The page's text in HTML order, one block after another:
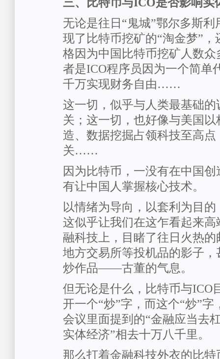
无论是往日“鬼城”鄂尔多斯
现了比特币挖矿的“淘金梦”
格因为中国比特币挖矿人数
者是ICO程序员因为一个简单
千万实现财务自由……
这一切，似乎与人类最基础的
关；这一切，也好像与美国
造、数据挖掘占领科技至高
关……
因为比特币，一没有在中国
有让中国人掌握核心技术。
以情绪为导向，以套利为目
这似乎让我们在这乍看起来
融科技上，目睹了往日火热
地方交易所等投机品的影子
炒作品——古董的气息。
但无论是什么，比特币与ICO
开一个“炒”字，而这个“炒”
会议里面提到的“金融应当去
实体经济”相去十万八千里。
那么打着金融科技外衣的比